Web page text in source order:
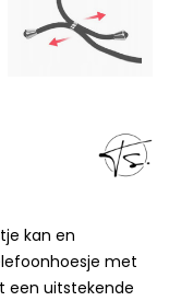
kan en
met
een uitstekende